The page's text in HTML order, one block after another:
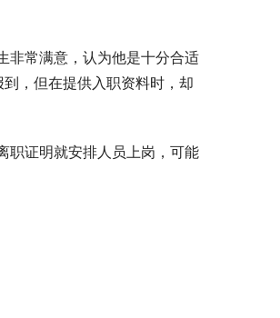
非常满意，认为他是十分合适
，但在提供入职资料时，却
职证明就安排人员上岗，可能